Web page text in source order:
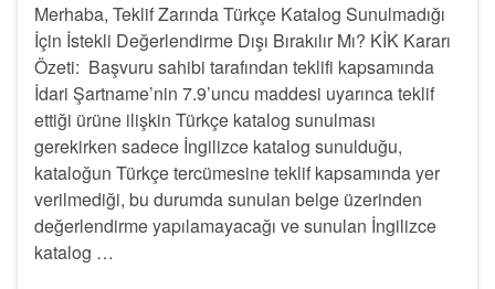
Merhaba, Teklif Zarında Türkçe Katalog Sunulmadığı
İçin İstekli Değerlendirme Dışı Bırakılır Mı? KİK Kararı
Özeti: Başvuru sahibi tarafından teklifi kapsamında
İdari Şartname’nin 7.9’uncu maddesi uyarınca teklif
ettiği ürüne ilişkin Türkçe katalog sunulması
gerekirken sadece İngilizce katalog sunulduğu,
kataloğun Türkçe tercümesine teklif kapsamında yer
verilmediği, bu durumda sunulan belge üzerinden
değerlendirme yapılamayacağı ve sunulan İngilizce
katalog …